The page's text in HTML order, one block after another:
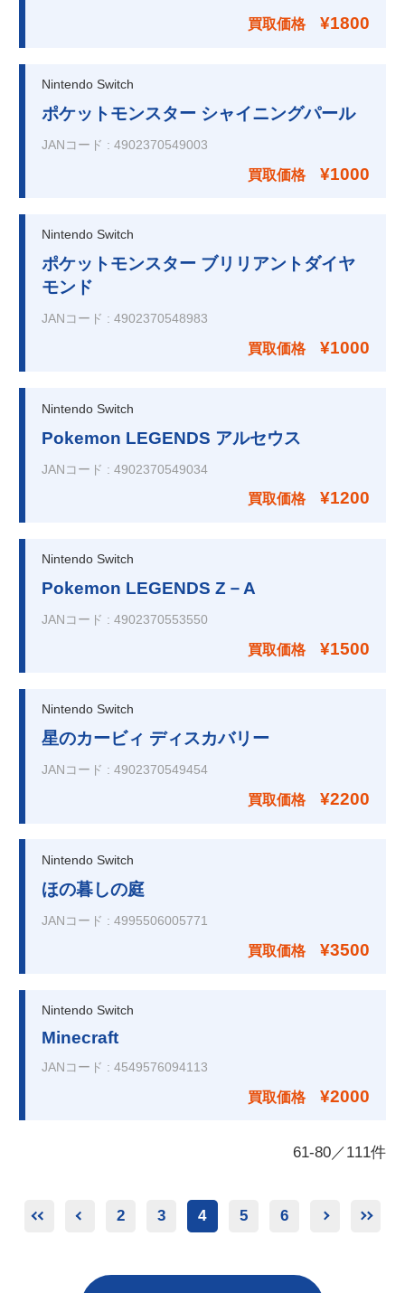
買取価格 ¥1800
Nintendo Switch
ポケットモンスター シャイニングパール
JANコード : 4902370549003
買取価格 ¥1000
Nintendo Switch
ポケットモンスター ブリリアントダイヤ
モンド
JANコード : 4902370548983
買取価格 ¥1000
Nintendo Switch
Pokemon LEGENDS アルセウス
JANコード : 4902370549034
買取価格 ¥1200
Nintendo Switch
Pokemon LEGENDS Z－A
JANコード : 4902370553550
買取価格 ¥1500
Nintendo Switch
星のカービィ ディスカバリー
JANコード : 4902370549454
買取価格 ¥2200
Nintendo Switch
ほの暮しの庭
JANコード : 4995506005771
買取価格 ¥3500
Nintendo Switch
Minecraft
JANコード : 4549576094113
買取価格 ¥2000
61-80／111件
2 3 4 5 6